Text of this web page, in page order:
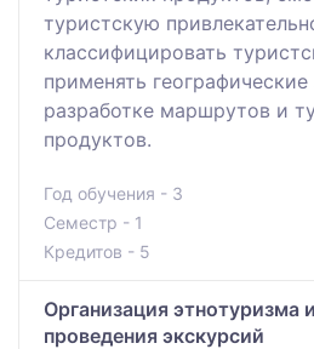
туристскую
классифицировать
применять
разработке маршрутов и
продуктов.
Год обучения - 3
Семестр - 1
Кредитов - 5
Организация этнотуризма
проведения экскурсий